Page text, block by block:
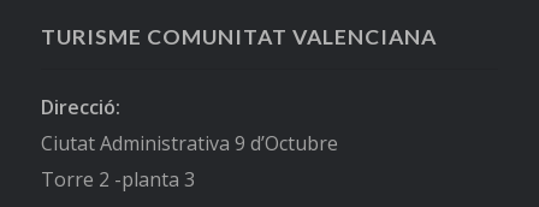
TURISME COMUNITAT VALENCIANA
Direcció:
Ciutat Administrativa 9 d’Octubre
Torre 2 -planta 3